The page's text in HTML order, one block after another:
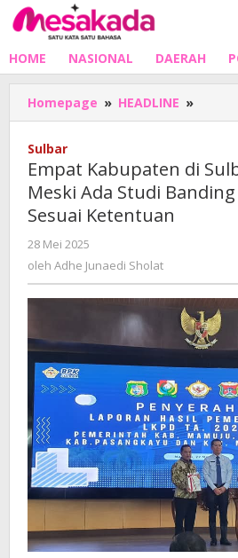
Lewati
ke
HOME NASIONAL DAERAH
Homepage » HEADLINE »
Dapat
WTP
OPD
Tidak
Sesuai
Sulbar
Empat Kabupaten di
Meski Ada Studi
Sesuai Ketentuan
28 Mei 2025
Adhe
oleh Adhe Junaedi Sholat